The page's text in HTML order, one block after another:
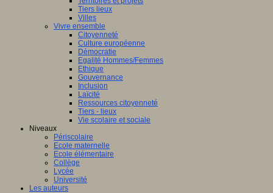
Tiers lieux
Villes
Vivre ensemble
Citoyenneté
Culture européenne
Démocratie
Egalité Hommes/Femmes
Ethique
Gouvernance
Inclusion
Laïcité
Ressources citoyenneté
Tiers - lieux
Vie scolaire et sociale
Niveaux
Périscolaire
Ecole maternelle
Ecole élémentaire
Collège
Lycée
Université
Les auteurs